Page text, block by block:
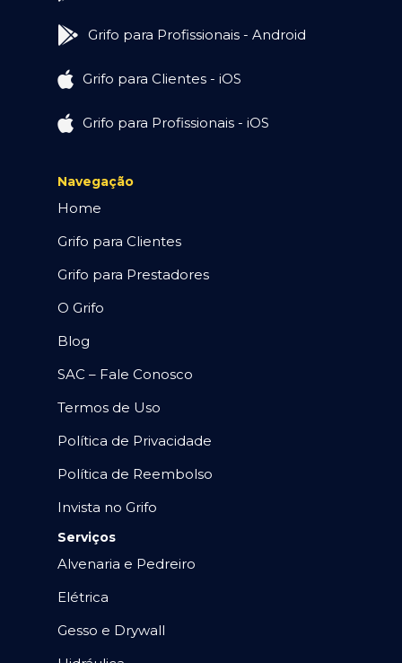
Grifo para Profissionais - Android
Grifo para Clientes - iOS
Grifo para Profissionais - iOS
Navegação
Home
Grifo para Clientes
Grifo para Prestadores
O Grifo
Blog
SAC – Fale Conosco
Termos de Uso
Política de Privacidade
Política de Reembolso
Invista no Grifo
Serviços
Alvenaria e Pedreiro
Elétrica
Gesso e Drywall